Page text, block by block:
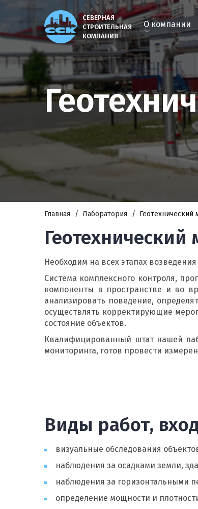
СЕВЕРНАЯ
СТРОИТЕЛЬНАЯ
КОМПАНИЯ
О компании
Главная Лаборатория Геотехнический
Геотехнический
Необходим на всех этапах
Система комплексного контроля,
компоненты в пространстве и во
анализировать поведение,
осуществлять корректирующие
состояние объектов.
Квалифицированный штат нашей
мониторинга, готов провести
Виды работ,
визуальные обследования
наблюдения за осадками земли,
наблюдения за горизонтальными
определение мощности и